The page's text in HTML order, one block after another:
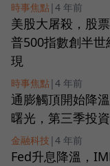
時事焦點| 4 年前
美股大屠殺，股
普500指數創半
現
時事焦點| 4 年前
通膨觸頂開始降
曙光，第三季投
金融科技 | 4 年前
Fed升息降溫，